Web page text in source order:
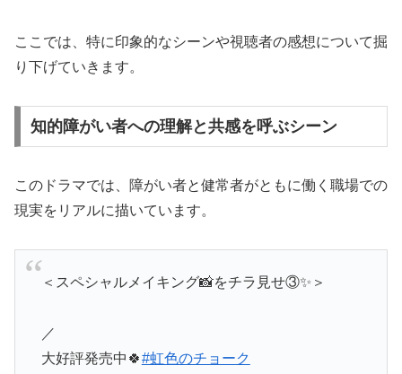
ここでは、特に印象的なシーンや視聴者の感想について掘
り下げていきます。
知的障がい者への理解と共感を呼ぶシーン
このドラマでは、障がい者と健常者がともに働く職場での
現実をリアルに描いています。
＜スペシャルメイキング📸をチラ見せ③✨＞
／
大好評発売中🍀#虹色のチョーク